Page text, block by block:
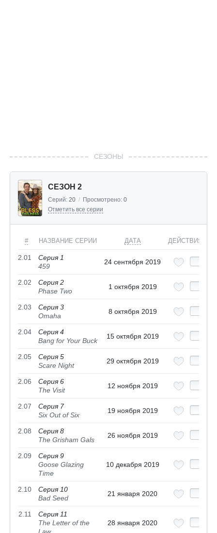
СЕЗОНЫ
СЕЗОН 2
Серий: 20 / Просмотрено: 0
Отметить все серии
# НАЗВАНИЕ СЕРИИ ДАТА ДЕЙСТВИЯ
2.01
Серия 1
459
24 сентября 2019
2.02
Серия 2
Phase Two
1 октября 2019
2.03
Серия 3
Omaha
8 октября 2019
2.04
Серия 4
Bang for Your Buck
15 октября 2019
2.05
Серия 5
Scare Night
29 октября 2019
2.06
Серия 6
The Visit
12 ноября 2019
2.07
Серия 7
Six Out of Six
19 ноября 2019
2.08
Серия 8
The Grisham Gals
26 ноября 2019
2.09
Серия 9
Goose Glazing
Time
10 декабря 2019
2.10
Серия 10
Bad Seed
21 января 2020
2.11
Серия 11
The Letter of the
28 января 2020